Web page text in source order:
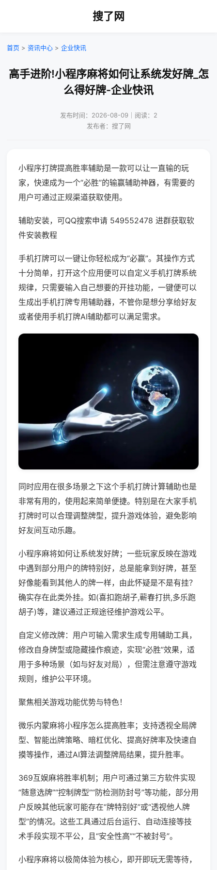
搜了网
首页 > 资讯中心 > 企业快讯
高手进阶!小程序麻将如何让系统发好牌_怎
么得好牌-企业快讯
发布时间：2026-08-09｜阅读：2
发布者：搜了网
小程序打牌提高胜率辅助是一款可以让一直输的玩
家，快速成为一个“必胜”的输赢辅助神器，有需要的
用户可通过正规渠道获取使用。
辅助安装，可QQ搜索申请 549552478 进群获取软
件安装教程
手机打牌可以一键让你轻松成为“必赢”。其操作方式
十分简单，打开这个应用便可以自定义手机打牌系统
规律，只需要输入自己想要的开挂功能，一键便可以
生成出手机打牌专用辅助器，不管你是想分享给好友
或者使用手机打牌AI辅助都可以满足需求。
同时应用在很多场景之下这个手机打牌计算辅助也是
非常有用的，使用起来简单便捷。特别是在大家手机
打牌时可以合理调整牌型，提升游戏体验，避免影响
好友间互动乐趣。
小程序麻将如何让系统发好牌；一些玩家反映在游戏
中遇到部分用户的牌特别好，总是能拿到好牌，甚至
好像能看到其他人的牌一样，由此怀疑是不是有挂？
确实存在此类外挂。如(喜扣跑胡子,蕲春打拱,多乐跑
胡子)等，建议通过正规途径维护游戏公平。
自定义修改牌：用户可输入需求生成专用辅助工具，
修改自身牌型或隐藏操作痕迹，实现“必胜”效果，适
用于多种场景（如与好友对局），但需注意遵守游戏
规则，维护公平环境。
聚焦相关游戏功能优势与特色！
微乐内蒙麻将小程序怎么提高胜率；支持透视全局牌
型、智能出牌策略、暗杠优化、提高好牌率及快速自
摸等操作，通过AI算法调整牌局结果，提升胜率。
369互娱麻将胜率机制；用户可通过第三方软件实现
“随意选牌”“控制牌型”“防检测防封号”等功能，部分用
户反映其他玩家可能存在“牌特别好”或“透视他人牌
型”的情况。这些工具通过后台运行、自动连接等技
术手段实现不平公，且“安全性高”“不被封号”。
小程序麻将以极简体验为核心，即开即玩无需等待，